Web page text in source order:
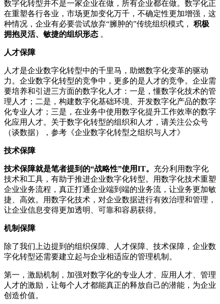
数字化转型并不是一家企业在做，所有企业都在做。数字化正
在重塑各行各业，市场更加变化万千，不确定性更加增强，这
种情况，企业有必要尝试放弃“臃肿的”传统组织模式， 积极
拥抱灵活、敏捷的组织形态 。
人才保障
人才是企业数字化转型中的千里马，助燃数字化变革的驱动
力。企业数字化转型的竞争中，更多的是人才的竞争。企业需
要培养和引进三方面的数字化人才：一是，懂数字化技术的管
理人才；二是，构建数字化基础环境、开发数字化产品的数字
化专业人才；三是，在业务中使用数字化提升工作效率的数字
化应用人才。关于数字化转型的组织和人才，请关注公众号
（谈数据），参考《企业数字化转型之组织与人才》
技术保障
技术保障就是笔者提到的“战略性”使用IT。 充分利用数字化
技术和工具，有助于推进企业数字化转型。用数字化技术重塑
企业业务流程，真正打通企业端到端的业务流，让业务更加敏
捷、高效。用数字化技术，对企业数据进行有效治理和管理，
让企业信息变得更加透明、可靠和容易获得。
机制保障
除了我们上边提到的组织保障、人才保障、技术保障，企业数
字化转型还需要建立起与企业相适应的管理机制。
第一，激励机制，加强对数字化的专业人才、应用人才、管理
人才的激励，让每个人才都能真正的释放自己的潜能，为企业
创造价值。